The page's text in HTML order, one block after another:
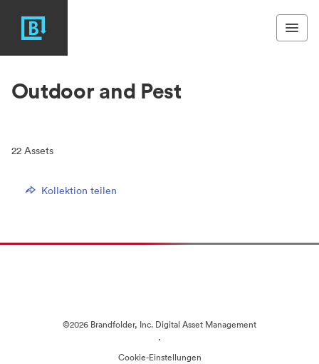
Outdoor and Pest
22 Assets
Kollektion teilen
©2026 Brandfolder, Inc. Digital Asset Management
·
Cookie-Einstellungen